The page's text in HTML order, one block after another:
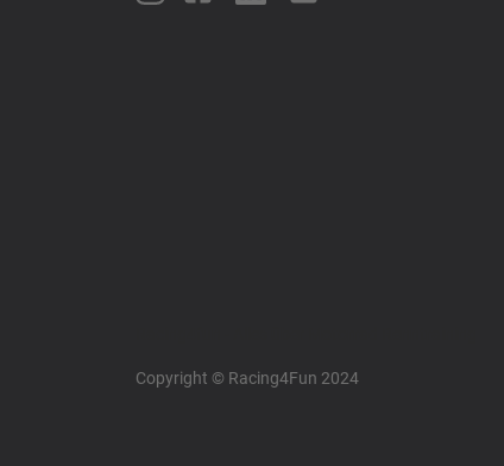
Copyright © Racing4Fun 2024